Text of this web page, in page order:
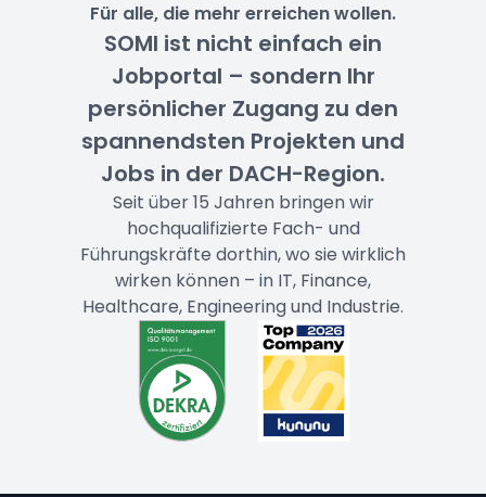
Für alle, die mehr erreichen wollen.
SOMI ist nicht einfach ein
Jobportal – sondern Ihr
persönlicher Zugang zu den
spannendsten Projekten und
Jobs in der DACH-Region.
Seit über 15 Jahren bringen wir
hochqualifizierte Fach- und
Führungskräfte dorthin, wo sie wirklich
wirken können – in IT, Finance,
Healthcare, Engineering und Industrie.